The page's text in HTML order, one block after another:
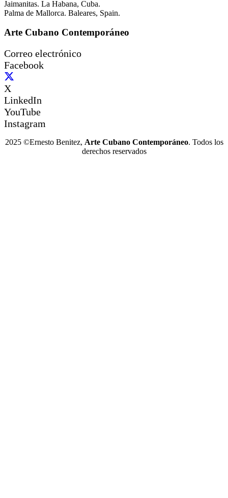
Jaimanitas. La Habana, Cuba.
Palma de Mallorca. Baleares, Spain.
Arte Cubano Contemporáneo
Correo electrónico
Facebook
X
LinkedIn
YouTube
Instagram
2025 ©Ernesto Benitez, Arte Cubano Contemporáneo. Todos los
derechos reservados